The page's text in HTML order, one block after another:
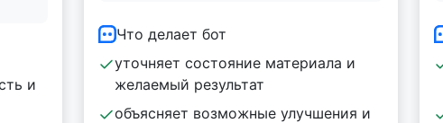
и
Что делает бот
уточняет состояние материала и
желаемый результат
объясняет возможные улучшения и